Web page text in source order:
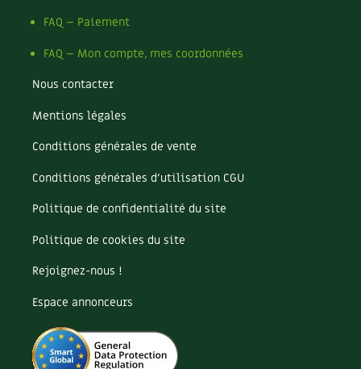
FAQ – Paiement
FAQ – Mon compte, mes coordonnées
Nous contacter
Mentions légales
Conditions générales de vente
Conditions générales d’utilisation CGU
Politique de confidentialité du site
Politique de cookies du site
Rejoignez-nous !
Espace annonceurs